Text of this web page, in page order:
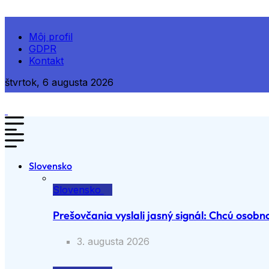
Môj profil
GDPR
Kontakt
štvrtok, 6 augusta 2026
Slovensko
Slovensko
Prešovčania vyslali jasný signál: Chcú
3. augusta 2026